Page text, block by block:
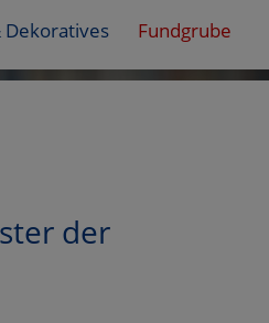
Dekoratives Fundgrube
der